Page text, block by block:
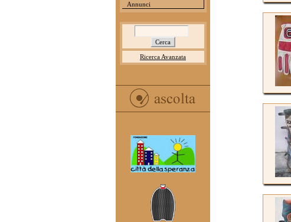
Annunci
Ricerca Avanzata